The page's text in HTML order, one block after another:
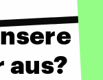
aus?